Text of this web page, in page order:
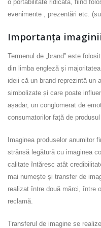
o portabilitate ridicată, fiind
evenimente , prezentări etc.
Importanța
Termenul de „brand” este
din limba engleză și
ideii că un brand reprezintă un
simbolizate și care poate
așadar, un conglomerat de
consumatorilor față de
Imaginea produselor
strânsă legătură cu imaginea
calitate întăresc atât
mai numește și transfer de
realizat între două mărci, între
reclamă.
Transferul de imagine se